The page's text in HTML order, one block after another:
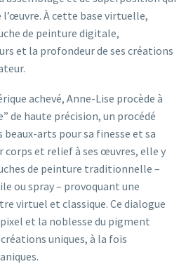
À cette base virtuelle,
de peinture digitale,
et la profondeur de ses créations
achevé, Anne-Lise procède à
de haute précision, un procédé
beaux-arts pour sa finesse et sa
corps et relief à ses œuvres, elle y
de peinture traditionnelle –
ou spray – provoquant une
virtuel et classique. Ce dialogue
et la noblesse du pigment
uniques, à la fois